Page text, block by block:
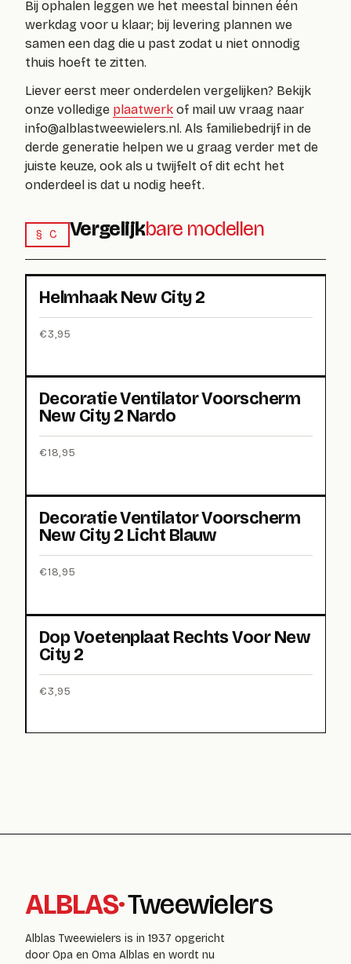
Bij ophalen leggen we het meestal binnen één
werkdag voor u klaar; bij levering plannen we
samen een dag die u past zodat u niet onnodig
thuis hoeft te zitten.
Liever eerst meer onderdelen vergelijken? Bekijk
onze volledige plaatwerk of mail uw vraag naar
info@alblastweewielers.nl. Als familiebedrijf in de
derde generatie helpen we u graag verder met de
juiste keuze, ook als u twijfelt of dit echt het
onderdeel is dat u nodig heeft.
§ C Vergelijkbare modellen
Helmhaak New City 2
€3,95
Decoratie Ventilator Voorscherm
New City 2 Nardo
€18,95
Decoratie Ventilator Voorscherm
New City 2 Licht Blauw
€18,95
Dop Voetenplaat Rechts Voor New
City 2
€3,95
ALBLAS·Tweewielers
Alblas Tweewielers is in 1937 opgericht
door Opa en Oma Alblas en wordt nu